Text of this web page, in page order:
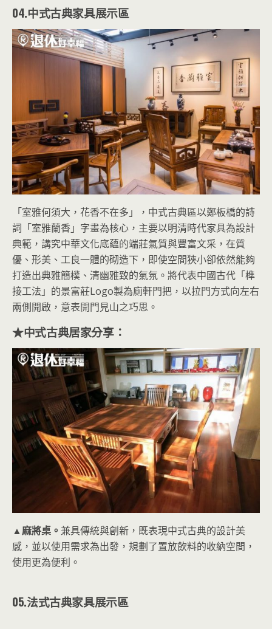
04.中式古典家具展示區
「室雅何須大，花香不在多」，中式古典區以鄭板橋的詩
詞「室雅蘭香」字畫為核心，主要以明清時代家具為設計
典範，講究中華文化底蘊的端莊氣質與豐富文采，在質
優、形美、工良一體的砌造下，即使空間狹小卻依然能夠
打造出典雅簡樸、清幽雅致的氣氛。將代表中國古代「榫
接工法」的景富莊Logo製為廁軒門把，以拉門方式向左右
兩側開啟，意表開門見山之巧思。
★中式古典居家分享：
▲麻將桌。 兼具傳統與創新，既表現中式古典的設計美
感，並以使用需求為出發，規劃了置放飲料的收納空間，
使用更為便利。
05.法式古典家具展示區